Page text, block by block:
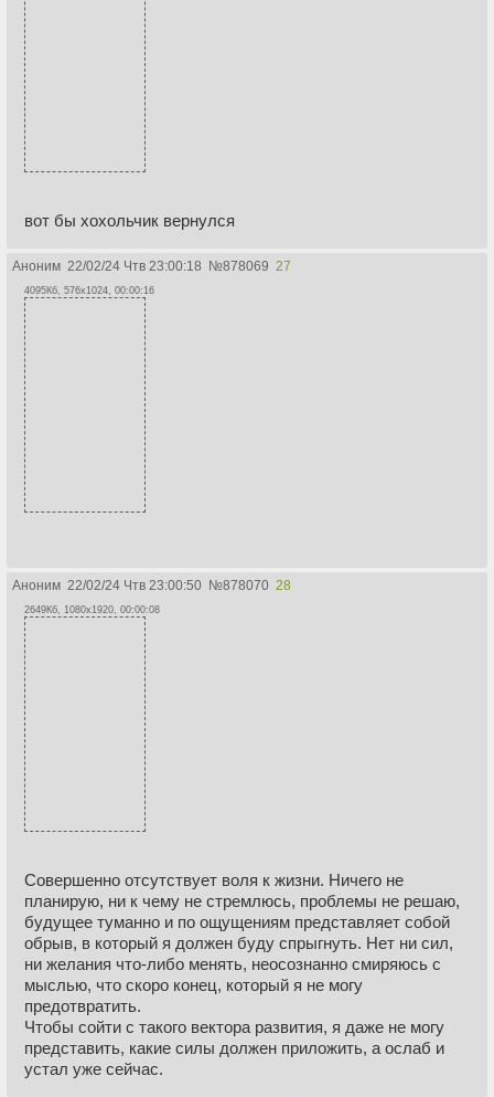
вот бы хохольчик вернулся
Аноним 22/02/24 Чтв 23:00:18 №878069 27
4095Кб, 576x1024, 00:00:16
Аноним 22/02/24 Чтв 23:00:50 №878070 28
2649Кб, 1080x1920, 00:00:08
Совершенно отсутствует воля к жизни. Ничего не
планирую, ни к чему не стремлюсь, проблемы не решаю,
будущее туманно и по ощущениям представляет собой
обрыв, в который я должен буду спрыгнуть. Нет ни сил,
ни желания что-либо менять, неосознанно смиряюсь с
мыслью, что скоро конец, который я не могу
предотвратить.
Чтобы сойти с такого вектора развития, я даже не могу
представить, какие силы должен приложить, а ослаб и
устал уже сейчас.